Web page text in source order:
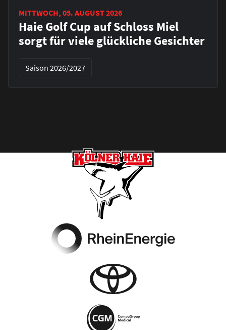
MITTWOCH, 05. AUGUST 2026
Haie Golf Cup auf Schloss Miel
sorgt für viele glückliche Gesichter
Saison 2026/2027